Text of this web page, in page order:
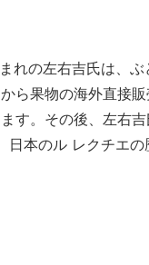
れの左右吉氏は、ぶ
ら果物の海外直接
す。その後、左右
日本のル レクチエの